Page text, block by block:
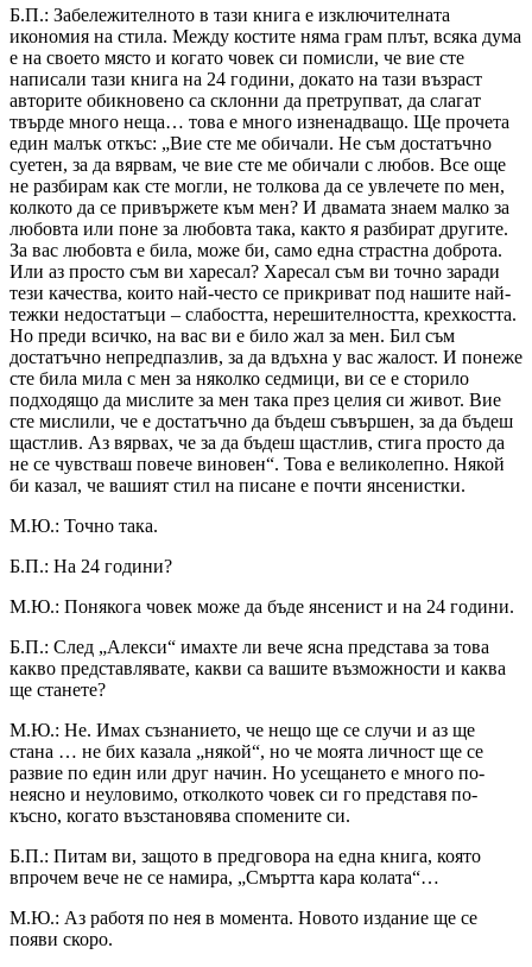
Б.П.: Забележителното в тази книга е изключителната
икономия на стила. Между костите няма грам плът, всяка дума
е на своето място и когато човек си помисли, че вие сте
написали тази книга на 24 години, докато на тази възраст
авторите обикновено са склонни да претрупват, да слагат
твърде много неща… това е много изненадващо. Ще прочета
един малък откъс: „Вие сте ме обичали. Не съм достатъчно
суетен, за да вярвам, че вие сте ме обичали с любов. Все още
не разбирам как сте могли, не толкова да се увлечете по мен,
колкото да се привържете към мен? И двамата знаем малко за
любовта или поне за любовта така, както я разбират другите.
За вас любовта е била, може би, само една страстна доброта.
Или аз просто съм ви харесал? Харесал съм ви точно заради
тези качества, които най-често се прикриват под нашите най-
тежки недостатъци – слабостта, нерешителността, крехкостта.
Но преди всичко, на вас ви е било жал за мен. Бил съм
достатъчно непредпазлив, за да вдъхна у вас жалост. И понеже
сте била мила с мен за няколко седмици, ви се е сторило
подходящо да мислите за мен така през целия си живот. Вие
сте мислили, че е достатъчно да бъдеш съвършен, за да бъдеш
щастлив. Аз вярвах, че за да бъдеш щастлив, стига просто да
не се чувстваш повече виновен“. Това е великолепно. Някой
би казал, че вашият стил на писане е почти янсенистки.
М.Ю.: Точно така.
Б.П.: На 24 години?
М.Ю.: Понякога човек може да бъде янсенист и на 24 години.
Б.П.: След „Алекси“ имахте ли вече ясна представа за това
какво представлявате, какви са вашите възможности и каква
ще станете?
М.Ю.: Не. Имах съзнанието, че нещо ще се случи и аз ще
стана … не бих казала „някой“, но че моята личност ще се
развие по един или друг начин. Но усещането е много по-
неясно и неуловимо, отколкото човек си го представя по-
късно, когато възстановява спомените си.
Б.П.: Питам ви, защото в предговора на една книга, която
впрочем вече не се намира, „Смъртта кара колата“…
М.Ю.: Аз работя по нея в момента. Новото издание ще се
появи скоро.